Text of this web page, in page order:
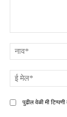
पुढील वेळी मी